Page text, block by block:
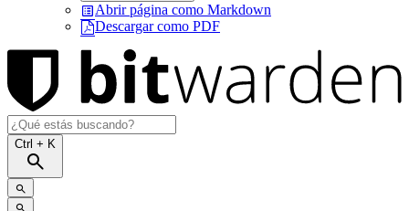
Abrir página como Markdown
Descargar como PDF
Ctrl + K